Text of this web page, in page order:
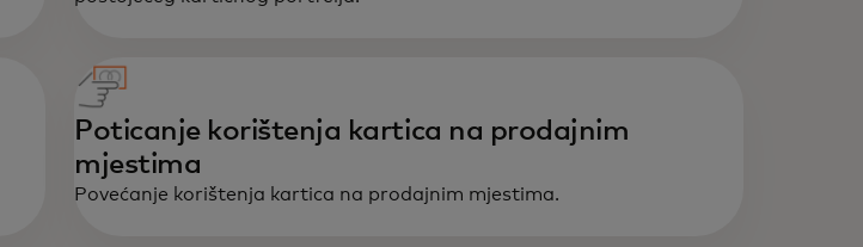
Poticanje korištenja kartica na prodajnim
mjestima
Povećanje korištenja kartica na prodajnim mjestima.